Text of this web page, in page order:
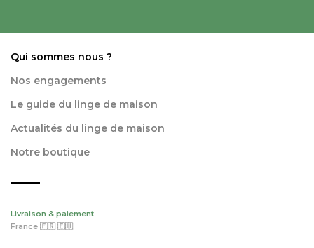
Qui sommes nous ?
Nos engagements
Le guide du linge de maison
Actualités du linge de maison
Notre boutique
Livraison & paiement
France 🇫🇷 🇪🇺